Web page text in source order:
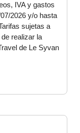
IVA y gastos
2026 y/o hasta
sujetas a
realizar la
de Le Syvan